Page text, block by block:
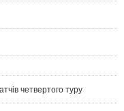
четвертого туру